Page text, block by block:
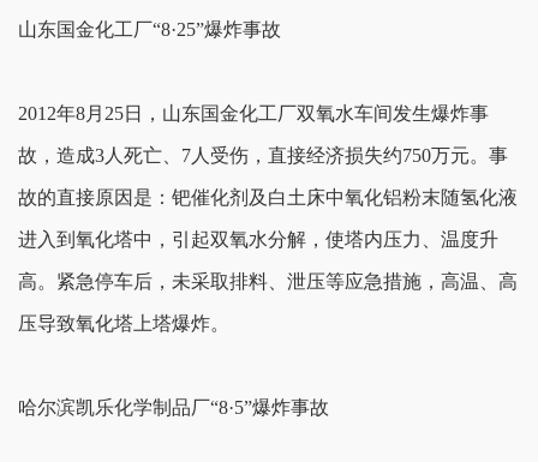
山东国金化工厂“8·25”爆炸事故
2012年8月25日，山东国金化工厂双氧水车间发生爆炸事
故，造成3人死亡、7人受伤，直接经济损失约750万元。事
故的直接原因是：钯催化剂及白土床中氧化铝粉末随氢化液
进入到氧化塔中，引起双氧水分解，使塔内压力、温度升
高。紧急停车后，未采取排料、泄压等应急措施，高温、高
压导致氧化塔上塔爆炸。
哈尔滨凯乐化学制品厂“8·5”爆炸事故